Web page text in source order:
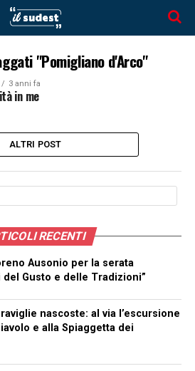
"Pomigliano d'Arco"
3 anni fa
in me
ALTRI POST
RECENTI
Ausonio per la serata
Gusto e delle Tradizioni”
nascoste: al via l’escursione
e alla Spiaggetta dei